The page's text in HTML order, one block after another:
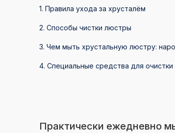
1. Правила ухода за хрусталём
2. Способы чистки люстры
3. Чем мыть хрустальную люстру:
4. Специальные средства для очистки
Практически ежедневно